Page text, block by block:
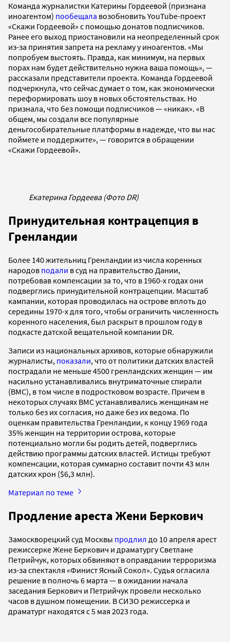
Команда журналистки Катерины Гордеевой (признана
иноагентом) пообещала возобновить YouTube-проект
«Скажи Гордеевой» с помощью донатов подписчиков.
Ранее его выход приостановили на неопределенный срок
из-за принятия запрета на рекламу у иноагентов. «Мы
попробуем выстоять. Правда, как минимум, на первых
порах нам будет действительно нужна ваша помощь», —
рассказали представители проекта. Команда Гордеевой
подчеркнула, что сейчас думает о том, как экономически
переформировать шоу в новых обстоятельствах. Но
признала, что без помощи подписчиков — «никак». «В
общем, мы создали все популярные
деньгособирательные платформы в надежде, что вы нас
поймете и поддержите», — говорится в обращении
«Скажи Гордеевой».
Екатерина Гордеева (Фото DR)
Принудительная контрацепция в
Гренландии
Более 140 жительниц Гренландии из числа коренных
народов подали в суд на правительство Дании,
потребовав компенсации за то, что в 1960-х годах они
подверглись принудительной контрацепции. Масштаб
кампании, которая проводилась на острове вплоть до
середины 1970-х для того, чтобы ограничить численность
коренного населения, был раскрыт в прошлом году в
подкасте датской вещательной компании DR.
Записи из национальных архивов, которые обнаружили
журналисты, показали, что от политики датских властей
пострадали не меньше 4500 гренландских женщин — им
насильно устанавливались внутриматочные спирали
(ВМС), в том числе в подростковом возрасте. Причем в
некоторых случаях ВМС устанавливались женщинам не
только без их согласия, но даже без их ведома. По
оценкам правительства Гренландии, к концу 1969 года
35% женщин на территории острова, которые
потенциально могли бы родить детей, подверглись
действию программы датских властей. Истицы требуют
компенсации, которая суммарно составит почти 43 млн
датских крон ($6,3 млн).
Материал по теме
Продление ареста Жени Беркович
Замоскворецкий суд Москвы продлил до 10 апреля арест
режиссерке Жене Беркович и драматургу Светлане
Петрийчук, которых обвиняют в оправдании терроризма
из-за спектакля «Финист Ясный Сокол». Судья огласила
решение в полночь 6 марта — в ожидании начала
заседания Беркович и Петрийчук провели несколько
часов в душном помещении. В СИЗО режиссерка и
драматург находятся с 5 мая 2023 года.